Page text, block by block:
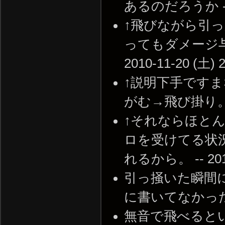
あるのだろうか
↑飛びながら引
ってもダメージ
2010-11-20 (土)
↑説明下手です
がむ→飛び掛り
↑それならほと
ロを受けてる状
れるから。 --
引っ掻いた瞬間
に書いてなかっ
無音で飛べると